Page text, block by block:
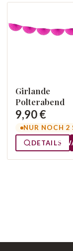
Girlande
Polterabend
9,90 €
NUR NOCH 2
DETAILS